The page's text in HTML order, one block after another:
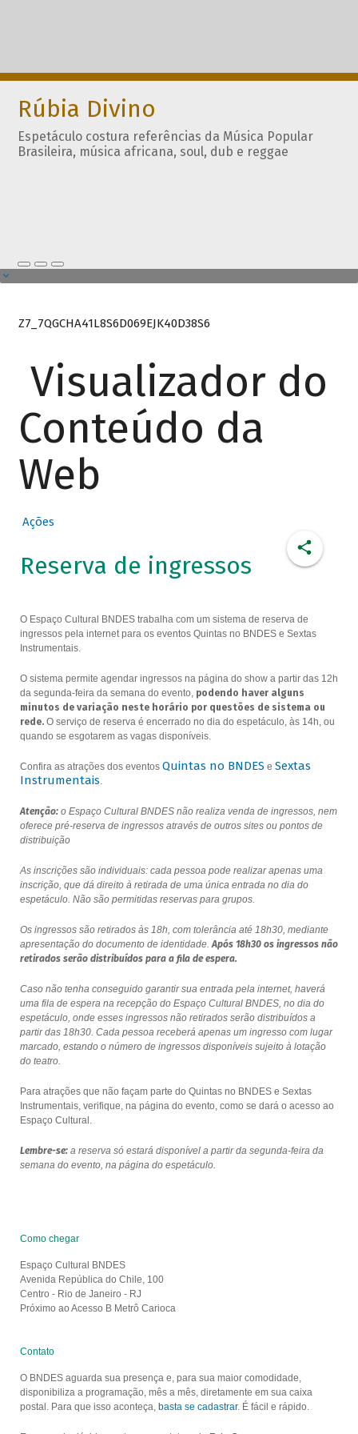
Rúbia Divino
Espetáculo costura referências da Música Popular
Brasileira, música africana, soul, dub e reggae
Z7_7QGCHA41L8S6D069EJK40D38S6
Visualizador do
Conteúdo da
Web
Ações
Reserva de ingressos
O Espaço Cultural BNDES trabalha com um sistema de reserva de
ingressos pela internet para os eventos Quintas no BNDES e Sextas
Instrumentais.
O sistema permite agendar ingressos na página do show a partir das 12h
da segunda-feira da semana do evento, podendo haver alguns
minutos de variação neste horário por questões de sistema ou
rede.O serviço de reserva é encerrado no dia do espetáculo, às 14h, ou
quando se esgotarem as vagas disponíveis.
Confira as atrações dos eventos Quintas no BNDES e Sextas
Instrumentais.
Atenção:o Espaço Cultural BNDES não realiza venda de ingressos, nem
oferece pré-reserva de ingressos através de outros sites ou pontos de
distribuição
As inscrições são individuais: cada pessoa pode realizar apenas uma
inscrição, que dá direito à retirada de uma única entrada no dia do
espetáculo. Não são permitidas reservas para grupos.
Os ingressos são retirados às 18h, com tolerância até 18h30, mediante
apresentação do documento de identidade.Após 18h30 os ingressos não
retirados serão distribuídos para a fila de espera.
Caso não tenha conseguido garantir sua entrada pela internet, haverá
uma fila de espera na recepção do Espaço Cultural BNDES, no dia do
espetáculo, onde esses ingressos não retirados serão distribuídos a
partir das 18h30. Cada pessoa receberá apenas um ingresso com lugar
marcado, estando o número de ingressos disponíveis sujeito à lotação
do teatro.
Para atrações que não façam parte do Quintas no BNDES e Sextas
Instrumentais, verifique, na página do evento, como se dará o acesso ao
Espaço Cultural.
Lembre-se:a reserva só estará disponível a partir da segunda-feira da
semana do evento, na página do espetáculo.
Como chegar
Espaço Cultural BNDES
Avenida República do Chile, 100
Centro - Rio de Janeiro - RJ
Próximo ao Acesso B Metrô Carioca
Contato
O BNDES aguarda sua presença e, para sua maior comodidade,
disponibiliza a programação, mês a mês, diretamente em sua caixa
postal. Para que isso aconteça, basta se cadastrar. É fácil e rápido.